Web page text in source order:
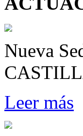
Nueva
Leer más